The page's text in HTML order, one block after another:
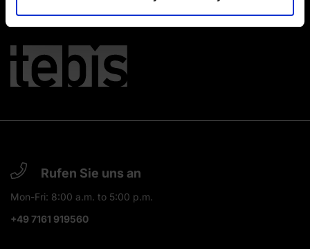
Rufen Sie uns an
Mon-Fri: 8:00 a.m. to 5:00 p.m.
+49 7161 919560